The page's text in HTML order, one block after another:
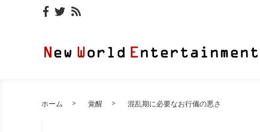
ホーム 覚醒 混乱期に必要なお行儀の悪さ